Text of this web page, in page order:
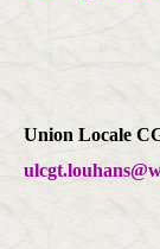
Union Locale